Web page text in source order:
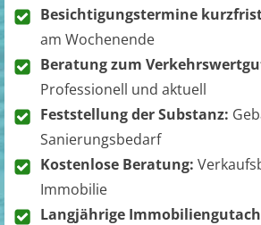
Besichtigungstermine
am Wochenende
Beratung zum
Professionell und aktuell
Feststellung der Substanz:
Sanierungsbedarf
Kostenlose Beratung:
Immobilie
Langjährige